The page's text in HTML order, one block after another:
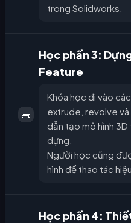
trong Solidworks.
🧱
Học phần 3:
Feature
Khóa học đi vào
extrude, revolve
dẫn tạo mô hình
dựng.
Người học cũng
hình để thao tác
Học phần 4: